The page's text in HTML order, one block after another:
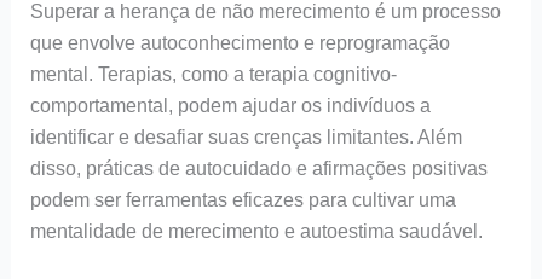
Superar a herança de não merecimento é um processo
que envolve autoconhecimento e reprogramação
mental. Terapias, como a terapia cognitivo-
comportamental, podem ajudar os indivíduos a
identificar e desafiar suas crenças limitantes. Além
disso, práticas de autocuidado e afirmações positivas
podem ser ferramentas eficazes para cultivar uma
mentalidade de merecimento e autoestima saudável.